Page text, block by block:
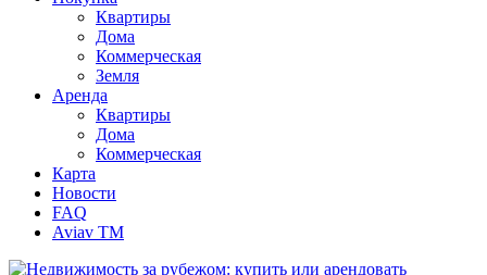
Квартиры
Дома
Коммерческая
Земля
Аренда
Квартиры
Дома
Коммерческая
Карта
Новости
FAQ
Aviav TM